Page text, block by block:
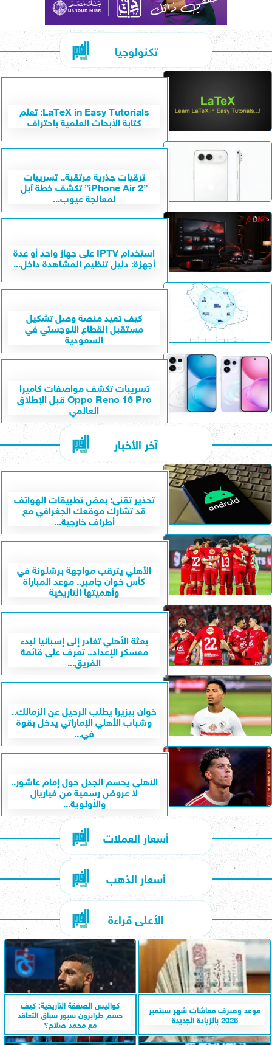
تكنولوجيا
LaTeX in Easy Tutorials: تعلم
كتابة الأبحاث العلمية باحتراف
ترقيات جذرية مرتقبة.. تسريبات
”iPhone Air 2” تكشف خطة آبل
لمعالجة عيوب...
استخدام IPTV على جهاز واحد أو عدة
أجهزة: دليل تنظيم المشاهدة داخل...
كيف تعيد منصة وصل تشكيل
مستقبل القطاع اللوجستي في
السعودية
تسريبات تكشف مواصفات كاميرا
Oppo Reno 16 Pro قبل الإطلاق
العالمي
آخر الأخبار
تحذير تقني: بعض تطبيقات الهواتف
قد تشارك موقعك الجغرافي مع
أطراف خارجية...
الأهلي يترقب مواجهة برشلونة في
كأس خوان جامبر.. موعد المباراة
وأهميتها التاريخية
بعثة الأهلي تغادر إلى إسبانيا لبدء
معسكر الإعداد.. تعرف على قائمة
الفريق...
خوان بيزيرا يطلب الرحيل عن الزمالك..
وشباب الأهلي الإماراتي يدخل بقوة
في...
الأهلي يحسم الجدل حول إمام عاشور..
لا عروض رسمية من فياريال
والأولوية...
أسعار العملات
أسعار الذهب
الأعلى قراءة
موعد وصرف معاشات شهر سبتمبر
2026 بالزيادة الجديدة
كواليس الصفقة التاريخية: كيف
حسم طرابزون سبور سباق التعاقد
مع محمد صلاح؟